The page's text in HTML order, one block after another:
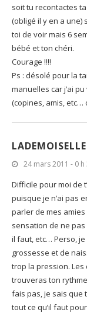
soit tu recontactes
(obligé il y en a une)
toi de voir mais 6
bébé et ton chéri.
Courage !!!!
Ps : désolé pour la
manuelles car j’ai
(copines, amis, etc…
24 mars 2011 - 0 h
Difficile pour moi de
puisque je n’ai pas
parler de mes
sensation de ne
il faut, etc… Perso, je
grossesse et de
trop la pression.
trouveras ton
fais pas, je sais que
tout ce qu’il faut